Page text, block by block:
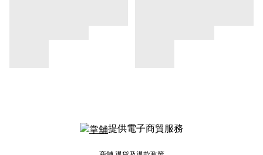
提供電子商貿服務